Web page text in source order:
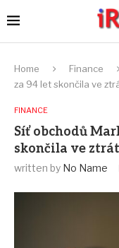
Home Finance
za 94 let skončila ve
FINANCE
Síť obchodů
skončila ve
written by No Name